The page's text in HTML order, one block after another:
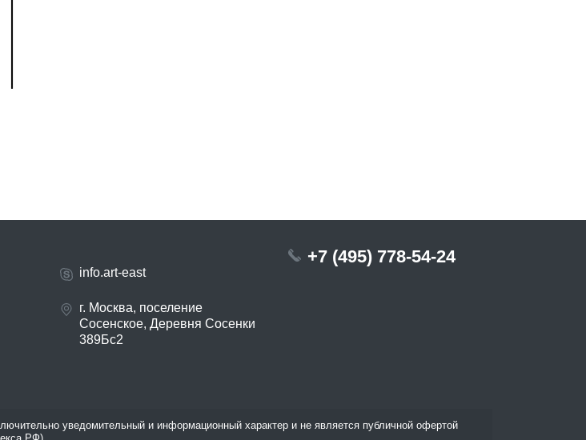
info.art-east
г. Москва, поселение
Сосенское, Деревня Сосенки
389Бс2
+7 (495) 778-54-24
уведомительный и информационный характер и не является публичной офертой